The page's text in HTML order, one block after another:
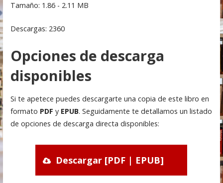
Tamaño: 1.86 - 2.11 MB
Descargas: 2360
Opciones de descarga
disponibles
Si te apetece puedes descargarte una copia de este libro en
formato PDF y EPUB. Seguidamente te detallamos un listado
de opciones de descarga directa disponibles:
Descargar [PDF | EPUB]